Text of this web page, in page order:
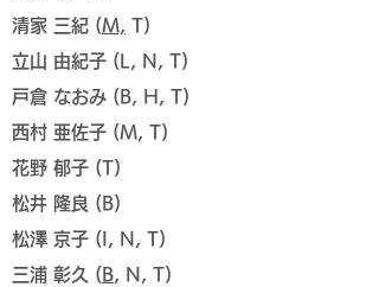
清家 三紀 (M, T)
立山 由紀子 (L, N, T)
戸倉 なおみ (B, H, T)
西村 亜佐子 (M, T)
花野 郁子 (T)
松井 隆良 (B)
松澤 京子 (I, N, T)
三浦 彰久 ( B, N, T)